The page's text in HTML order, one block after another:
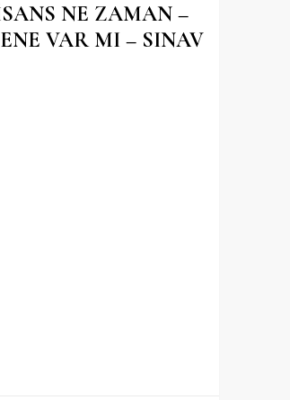
NE ZAMAN –
VAR MI – SINAV